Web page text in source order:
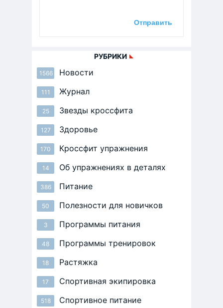
РУБРИКИ
1566 Новости
111 Журнал
25 Звезды кроссфита
127 Здоровье
170 Кроссфит упражнения
14 Об упражнениях в деталях
386 Питание
50 Полезности для новичков
3 Программы питания
48 Программы тренировок
18 Растяжка
17 Спортивная экипировка
518 Спортивное питание